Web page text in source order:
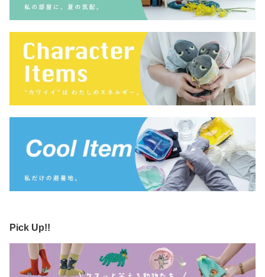
Pick Up!!